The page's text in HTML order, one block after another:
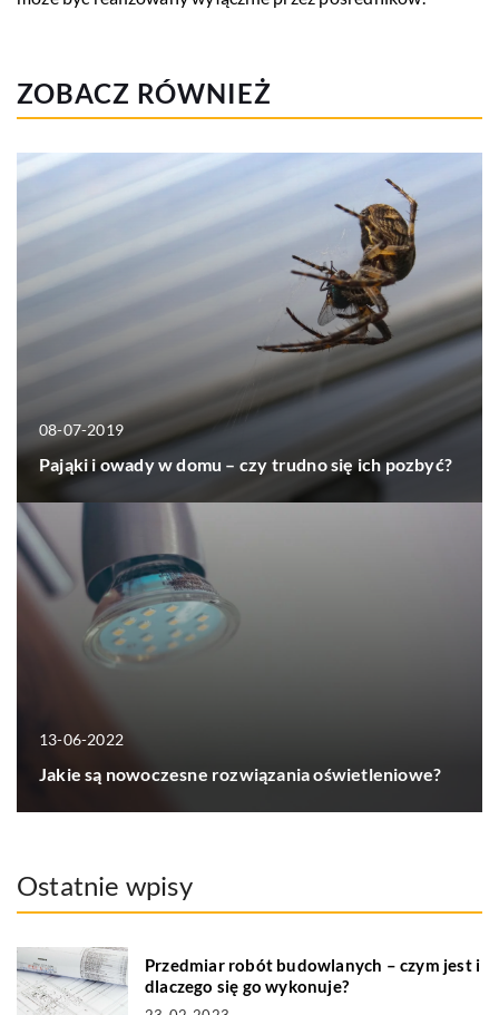
ZOBACZ RÓWNIEŻ
08-07-2019
Pająki i owady w domu – czy trudno się ich pozbyć?
13-06-2022
Jakie są nowoczesne rozwiązania oświetleniowe?
Ostatnie wpisy
Przedmiar robót budowlanych – czym jest i
dlaczego się go wykonuje?